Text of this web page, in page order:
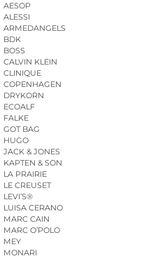
AESOP
ALESSI
ARMEDANGELS
BDK
BOSS
CALVIN KLEIN
CLINIQUE
COPENHAGEN
DRYKORN
ECOALF
FALKE
GOT BAG
HUGO
JACK & JONES
KAPTEN & SON
LA PRAIRIE
LE CREUSET
LEVI’S®
LUISA CERANO
MARC CAIN
MARC O’POLO
MEY
MONARI